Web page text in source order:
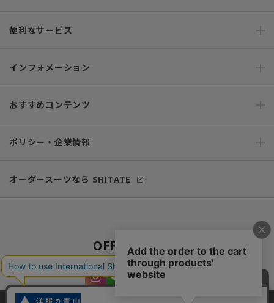
便利なサービス
インフォメーション
おすすめコンテンツ
ポリシー・企業情報
オーダースーツなら SHITATE
OFFICIAL SNS